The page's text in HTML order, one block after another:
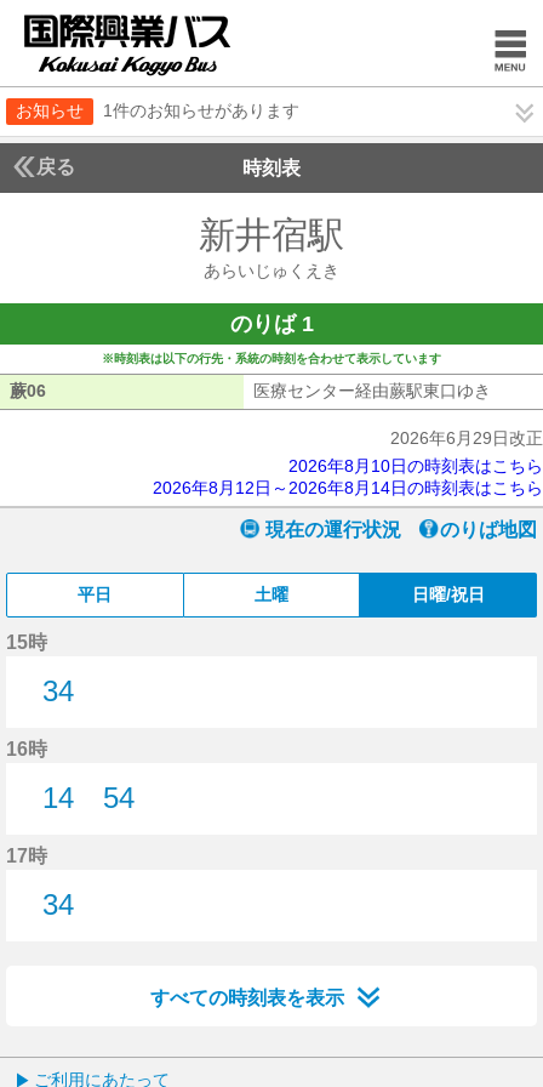
お知らせ 1件のお知らせがあります
戻る 時刻表
新井宿駅
あらいじゅくえき
のりば 1
※時刻表は以下の行先・系統の時刻を合わせて表示しています
蕨06 医療センター経由蕨駅東口ゆき
2026年6月29日改正
2026年8月10日の時刻表はこちら
2026年8月12日～2026年8月14日の時刻表はこちら
現在の運行状況 のりば地図
平日 土曜 日曜/祝日
15時
34
16時
14
54
17時
34
すべての時刻表を表示
ご利用にあたって